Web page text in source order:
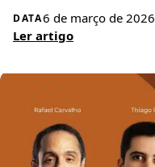
DATA6 de março de 2026
Ler artigo